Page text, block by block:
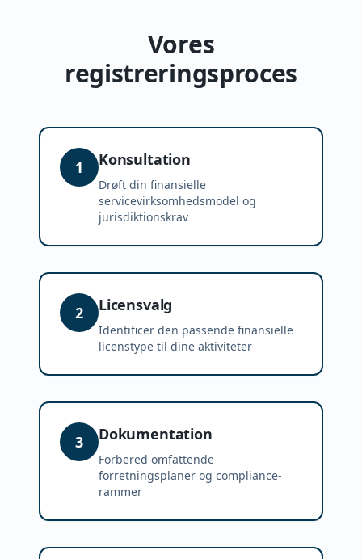
Vores
registreringsproces
1 Konsultation
Drøft din finansielle
servicevirksomhedsmodel og
jurisdiktionskrav
2 Licensvalg
Identificer den passende finansielle
licenstype til dine aktiviteter
3 Dokumentation
Forbered omfattende
forretningsplaner og compliance-
rammer